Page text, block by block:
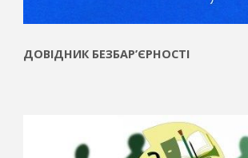
ДОВІДНИК БЕЗБАР’ЄРНОСТІ